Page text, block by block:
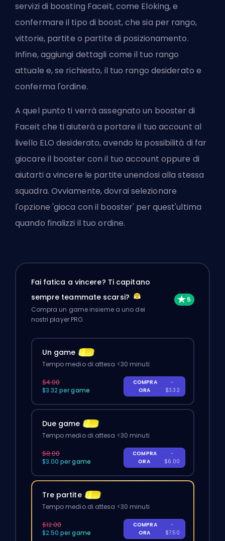
servizi di boosting Faceit, come Eloking, e
confermare il tipo di boost, che sia per rango,
vittorie, partite o partite di posizionamento.
Infine, aggiungi dettagli come il tuo rango
attuale e, se richiesto, il tuo rango desiderato e
conferma l'ordine.
A quel punto ti verrà assegnato un booster di
Faceit che ti aiuterà a portare il tuo account al
livello ELO desiderato, avendo la possibilità di far
giocare il booster con il tuo account oppure di
aiutarti a vincere le partite unendosi alla stessa
squadra. Ovviamente, dovrai selezionare
l'opzione 'gioca con il booster' per quest'ultima
quando finalizzi il tuo ordine.
Fai fatica a vincere? Ti capitano
sempre teammate scarsi?
Compra un game insieme a uno dei
nostri player PRO.
Un game
Tempo medio di attesa <30 minuti
$4.00
$3.32 per game
COMPRA
ORA
-
$3.32
Due game
Tempo medio di attesa <30 minuti
$8.00
$3.00 per game
COMPRA
ORA
-
$6.00
Tre partite
Tempo medio di attesa <30 minuti
$12.00
$2.50 per game
COMPRA
ORA
-
$7.50